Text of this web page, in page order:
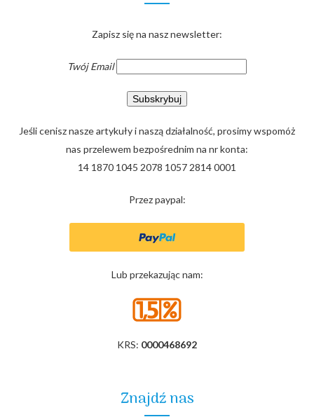
Zapisz się na nasz newsletter:
Twój Email
Jeśli cenisz nasze artykuły i naszą działalność, prosimy wspomóż
nas przelewem bezpośrednim na nr konta:
14 1870 1045 2078 1057 2814 0001
Przez paypal:
Lub przekazując nam:
KRS: 0000468692
Znajdź nas